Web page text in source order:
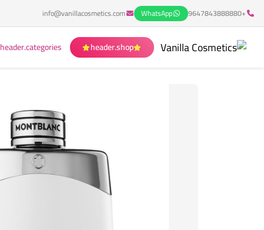
+9647843888880
WhatsApp
info@vanillacosmetics.com
header.shop
header.categories